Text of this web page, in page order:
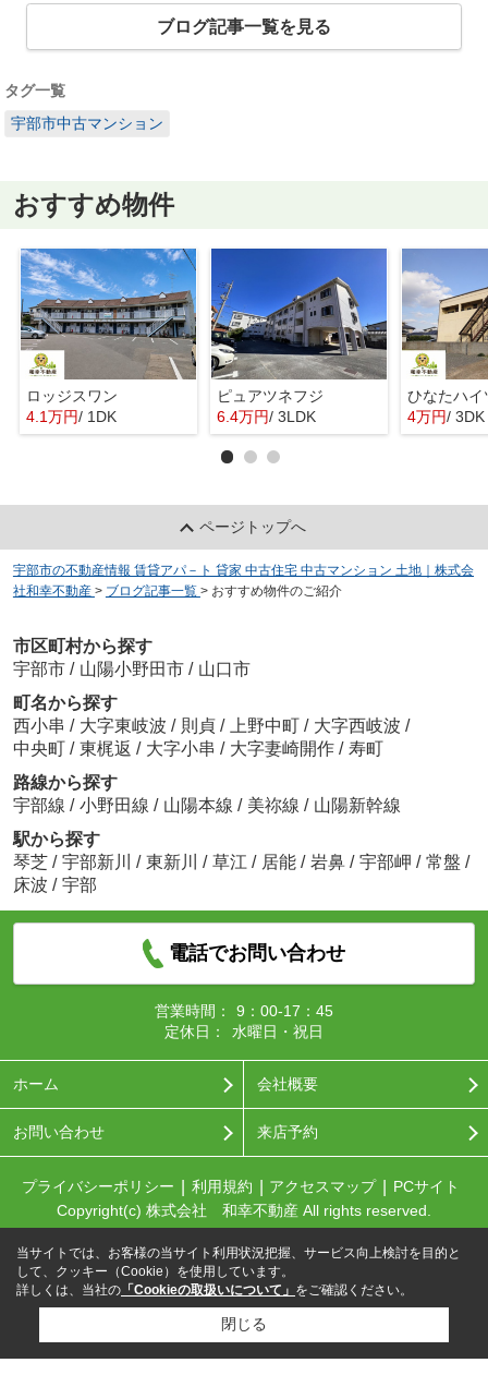
ブログ記事一覧を見る
タグ一覧
宇部市中古マンション
おすすめ物件
ロッジスワン
4.1万円/ 1DK
ピュアツネフジ
6.4万円/ 3LDK
ひなたハイ
4万円/ 3DK
ページトップへ
宇部市の不動産情報 賃貸アパ－ト 貸家 中古住宅 中古マンション 土地｜株式会
社和幸不動産 > ブログ記事一覧 > おすすめ物件のご紹介
市区町村から探す
宇部市 / 山陽小野田市 / 山口市
町名から探す
西小串 / 大字東岐波 / 則貞 / 上野中町 / 大字西岐波 /
中央町 / 東梶返 / 大字小串 / 大字妻崎開作 / 寿町
路線から探す
宇部線 / 小野田線 / 山陽本線 / 美祢線 / 山陽新幹線
駅から探す
琴芝 / 宇部新川 / 東新川 / 草江 / 居能 / 岩鼻 / 宇部岬 / 常盤 /
床波 / 宇部
電話でお問い合わせ
営業時間：
9：00-17：45
定休日：
水曜日・祝日
ホーム 会社概要
お問い合わせ 来店予約
プライバシーポリシー 利用規約 アクセスマップ
PCサイト
Copyright(c) 株式会社 和幸不動産 All rights reserved.
当サイトでは、お客様の当サイト利用状況把握、サービス向上検討を目的と
して、クッキー（Cookie）を使用しています。
詳しくは、当社の 「Cookieの取扱いについて」 をご確認ください。
閉じる